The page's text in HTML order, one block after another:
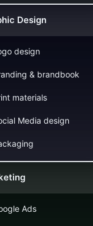
Design
design
& brandbook
materials
Media design
Ads